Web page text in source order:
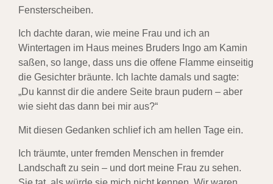
Fensterscheiben.
Ich dachte daran, wie meine Frau und ich an
Wintertagen im Haus meines Bruders Ingo am Kamin
saßen, so lange, dass uns die offene Flamme einseitig
die Gesichter bräunte. Ich lachte damals und sagte:
„Du kannst dir die andere Seite braun pudern – aber
wie sieht das dann bei mir aus?“
Mit diesen Gedanken schlief ich am hellen Tage ein.
Ich träumte, unter fremden Menschen in fremder
Landschaft zu sein – und dort meine Frau zu sehen.